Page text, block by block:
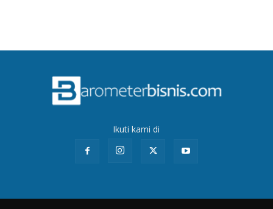
Ikuti kami di